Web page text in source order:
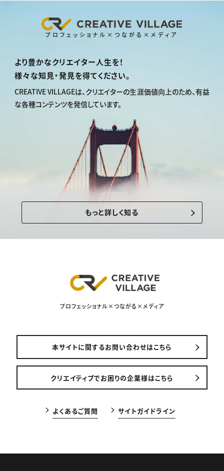
プロフェッショナル×つながる×メディア
より豊かなクリエイター人生を！
様々な知見・発見を得てください。
CREATIVE VILLAGEは、クリエイターの生涯価値向上のため、有益
な各種コンテンツを発信しています。
もっと詳しく知る
プロフェッショナル×つながる×メディア
本サイトに関するお問い合わせはこちら
クリエイティブでお困りの企業様はこちら
よくあるご質問 サイトガイドライン